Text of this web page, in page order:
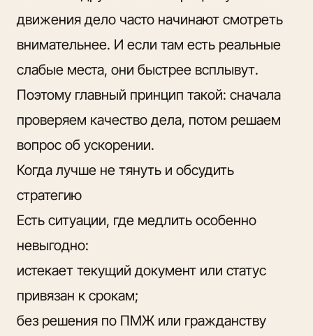
движения дело часто начинают смотреть
внимательнее. И если там есть реальные
слабые места, они быстрее всплывут.
Поэтому главный принцип такой: сначала
проверяем качество дела, потом решаем
вопрос об ускорении.
Когда лучше не тянуть и обсудить
стратегию
Есть ситуации, где медлить особенно
невыгодно:
истекает текущий документ или статус
привязан к срокам;
без решения по ПМЖ или гражданству